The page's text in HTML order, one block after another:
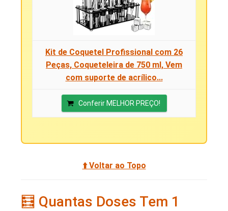
Kit de Coquetel Profissional com 26
Peças, Coqueteleira de 750 ml, Vem
com suporte de acrílico...
Conferir MELHOR PREÇO!
⬆️ Voltar ao Topo
🧮 Quantas Doses Tem 1